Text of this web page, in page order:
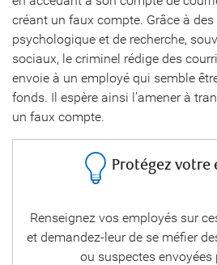
créant un faux compte. Grâce à
psychologique et de recherche,
sociaux, le criminel rédige des
envoie à un employé qui semble
fonds. Il espère ainsi l’amener à
un faux compte.
Protégez votre
Renseignez vos employés sur
et demandez-leur de se méfier
ou suspectes envoyées